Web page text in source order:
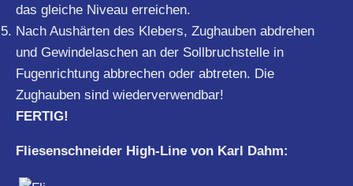
das gleiche Niveau erreichen.
Nach Aushärten des Klebers, Zughauben abdrehen
und Gewindelaschen an der Sollbruchstelle in
Fugenrichtung abbrechen oder abtreten. Die
Zughauben sind wiederverwendbar!
FERTIG!
Fliesenschneider High-Line von Karl Dahm: